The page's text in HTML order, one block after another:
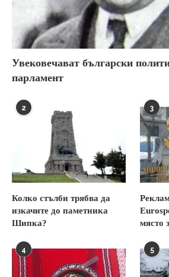
Увековечават български
парламент
2
Колко стълби трябва да
изкачите до паметника
Шипка?
3
място
4 5